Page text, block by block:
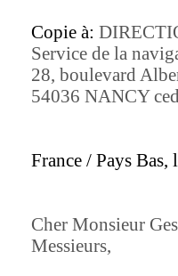
Copie à:
Service de la
28, boulevard
54036 NANCY
France / Pays
Cher Monsieur
Messieurs,